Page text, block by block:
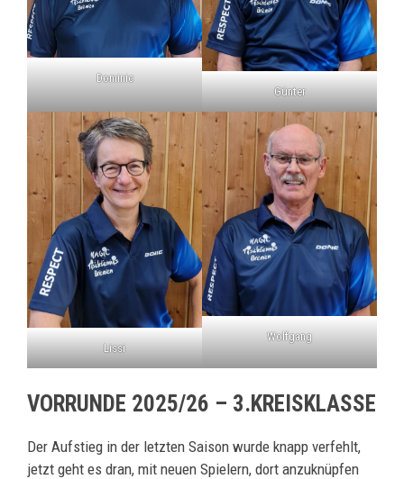
Dominic
Günter
Lissi
Wolfgang
VORRUNDE 2025/26 – 3.KREISKLASSE
Der Aufstieg in der letzten Saison wurde knapp verfehlt,
jetzt geht es dran, mit neuen Spielern, dort anzuknüpfen